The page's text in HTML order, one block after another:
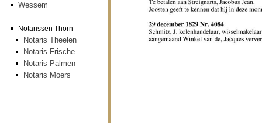
Wessem
Notarissen Thorn
Notaris Theelen
Notaris Frische
Notaris Palmen
Notaris Moers